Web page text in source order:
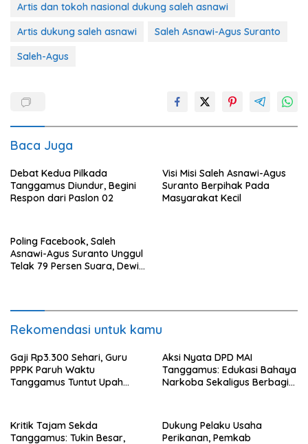
Artis dan tokoh nasional dukung saleh asnawi
Artis dukung saleh asnawi
Saleh Asnawi-Agus Suranto
Saleh-Agus
Baca Juga
Debat Kedua Pilkada
Tanggamus Diundur, Begini
Respon dari Paslon 02
Visi Misi Saleh Asnawi-Agus
Suranto Berpihak Pada
Masyarakat Kecil
Poling Facebook, Saleh
Asnawi-Agus Suranto Unggul
Telak 79 Persen Suara, Dewi-
Rekomendasi untuk kamu
Gaji Rp3.300 Sehari, Guru
PPPK Paruh Waktu
Tanggamus Tuntut Upah
Aksi Nyata DPD MAI
Tanggamus: Edukasi Bahaya
Narkoba Sekaligus Berbagi
Kritik Tajam Sekda
Tanggamus: Tukin Besar,
Dukung Pelaku Usaha
Perikanan, Pemkab